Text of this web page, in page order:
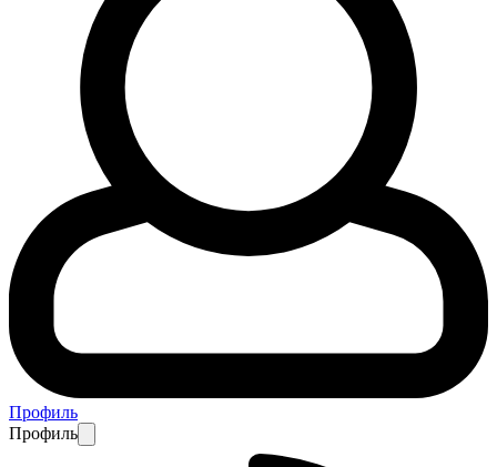
Профиль
Профиль